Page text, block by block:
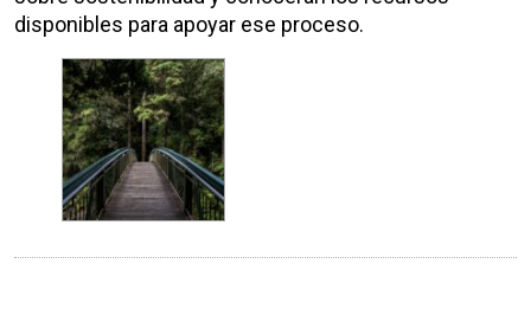
disponibles para apoyar ese proceso.